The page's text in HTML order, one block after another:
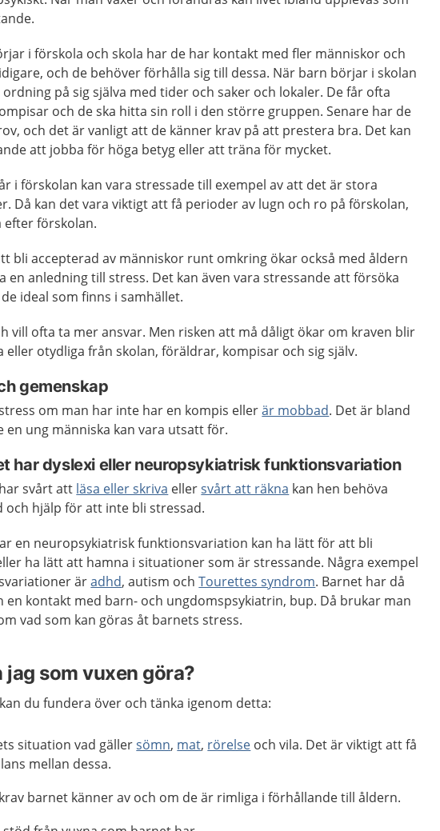
i förskola och skola har de har kontakt med fler människor och
och de behöver förhålla sig till dessa. När barn börjar i skolan
ordning på sig själva med tider och saker och lokaler. De får ofta
och de ska hitta sin roll i den större gruppen. Senare har de
och det är vanligt att de känner krav på att prestera bra. Det kan
att jobba för höga betyg eller att träna för mycket.
i förskolan kan vara stressade till exempel av att det är stora
Då kan det vara viktigt att få perioder av lugn och ro på förskolan,
efter förskolan.
bli accepterad av människor runt omkring ökar också med åldern
en anledning till stress. Det kan även vara stressande att försöka
ideal som finns i samhället.
vill ofta ta mer ansvar. Men risken att må dåligt ökar om kraven blir
eller otydliga från skolan, föräldrar, kompisar och sig själv.
gemenskap
om man har inte har en kompis ellerär mobbad. Det är bland
en ung människa kan vara utsatt för.
har dyslexi eller neuropsykiatrisk funktionsvariation
svårt att läsa eller skriva ellersvårt att räkna kan hen behöva
och hjälp för att inte bli stressad.
en neuropsykiatrisk funktionsvariation kan ha lätt för att bli
ha lätt att hamna i situationer som är stressande. Några exempel
äradhd, autism ochTourettes syndrom. Barnet har då
en kontakt med barn- och ungdomspsykiatrin, bup. Då brukar man
vad som kan göras åt barnets stress.
jag som vuxen göra?
du fundera över och tänka igenom detta:
situation vad gällersömn, mat, rörelse och vila. Det är viktigt att få
mellan dessa.
barnet känner av och om de är rimliga i förhållande till åldern.